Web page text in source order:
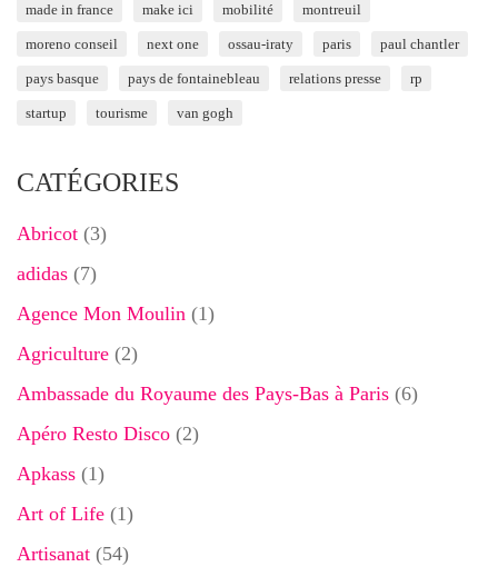
made in france make ici mobilité montreuil
moreno conseil next one ossau-iraty paris paul chantler
pays basque pays de fontainebleau relations presse rp
startup tourisme van gogh
CATÉGORIES
Abricot (3)
adidas (7)
Agence Mon Moulin (1)
Agriculture (2)
Ambassade du Royaume des Pays-Bas à Paris (6)
Apéro Resto Disco (2)
Apkass (1)
Art of Life (1)
Artisanat (54)